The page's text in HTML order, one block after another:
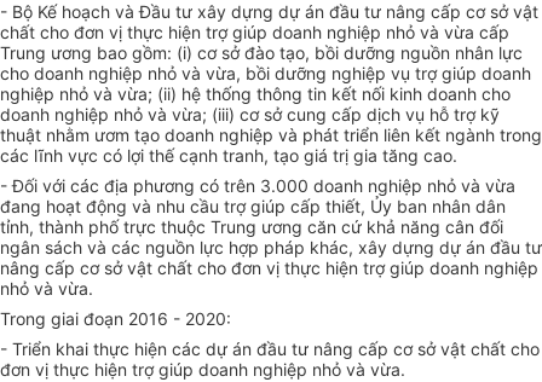
- Bộ Kế hoạch và Đầu tư xây dựng dự án đầu tư nâng cấp cơ sở vật
chất cho đơn vị thực hiện trợ giúp doanh nghiệp nhỏ và vừa cấp
Trung ương bao gồm: (i) cơ sở đào tạo, bồi dưỡng nguồn nhân lực
cho doanh nghiệp nhỏ và vừa, bồi dưỡng nghiệp vụ trợ giúp doanh
nghiệp nhỏ và vừa; (ii) hệ thống thông tin kết nối kinh doanh cho
doanh nghiệp nhỏ và vừa; (iii) cơ sở cung cấp dịch vụ hỗ trợ kỹ
thuật nhằm ươm tạo doanh nghiệp và phát triển liên kết ngành trong
các lĩnh vực có lợi thế cạnh tranh, tạo giá trị gia tăng cao.
- Đối với các địa phương có trên 3.000 doanh nghiệp nhỏ và vừa
đang hoạt động và nhu cầu trợ giúp cấp thiết, Ủy ban nhân dân
tỉnh, thành phố trực thuộc Trung ương căn cứ khả năng cân đối
ngân sách và các nguồn lực hợp pháp khác, xây dựng dự án đầu tư
nâng cấp cơ sở vật chất cho đơn vị thực hiện trợ giúp doanh nghiệp
nhỏ và vừa.
Trong giai đoạn 2016 - 2020:
- Triển khai thực hiện các dự án đầu tư nâng cấp cơ sở vật chất cho
đơn vị thực hiện trợ giúp doanh nghiệp nhỏ và vừa.